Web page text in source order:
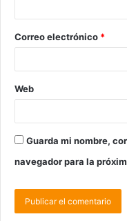
Correo electrónico *
Web
Guarda mi nombre,
navegador para la